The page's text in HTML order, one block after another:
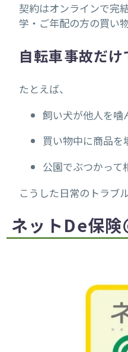
契約はオンラインで完
学・ご年配の方の買い
自転車事故だ
たとえば、
飼い犬が他人を噛
買い物中に商品を
公園でぶつかって
こうした日常のトラブ
ネットde保険